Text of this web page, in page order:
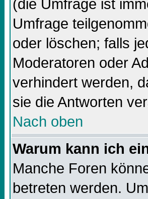
(die Umfrage ist
Umfrage
oder löschen; falls
Moderatoren oder
verhindert werden,
sie die Antworten
Nach oben
Warum kann ich
Manche Foren
betreten werden.